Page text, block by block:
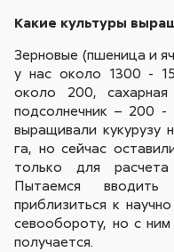
Какие культуры
Зерновые (пшеница и
у нас около 1300 -
около 200,
подсолнечник – 200
выращивали кукурузу
га, но сейчас
только для
Пытаемся
приблизиться к
севообороту, но с
получается.